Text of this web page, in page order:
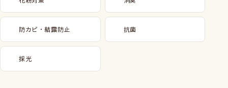
防カビ・結露防止 抗菌
採光